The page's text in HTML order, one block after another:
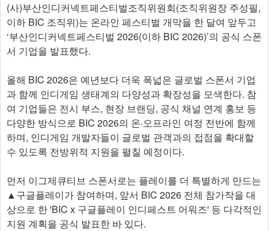
(사)부산인디커넥트페스티벌조직위원회(조직위원장 주성필,
이하 BIC 조직위)는 온라인 페스티벌 개막을 한 달여 앞두고
‘부산인디커넥트페스티벌 2026(이하 BIC 2026)’의 공식 스폰
서 기업을 발표했다.
올해 BIC 2026은 예년보다 더욱 폭넓은 글로벌 스폰서 기업
과 함께 인디게임 생태계의 다양성과 확장성을 모색한다. 참
여 기업들은 전시 부스, 현장 브랜딩, 공식 채널 연계 홍보 등
다양한 방식으로 BIC 2026의 온·오프라인 여정 전반에 함께
하며, 인디게임 개발자들이 글로벌 관객과의 접점을 확대할
수 있도록 전방위적 지원을 펼칠 예정이다.
먼저 이그제큐티브 스폰서로는 플레이를 더 특별하게 만드는
▲구글플레이가 참여하며, 앞서 BIC 2026 전체 참가작을 대
상으로 한 'BIC x 구글플레이 인디페스트 어워즈' 등 다각적인
지원 계획을 공식 발표한 바 있다.